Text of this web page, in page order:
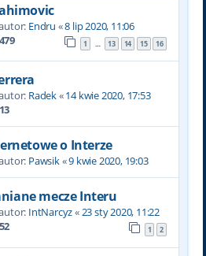
Endru «8 lip 2020, 11:06
479 1 … 13 14 15 16
Radek«14 kwie 2020, 17:53
13
o Interze
Pawsik«9 kwie 2020, 19:03
mecze Interu
IntNarcyz«23 sty 2020, 11:22
52 1 2